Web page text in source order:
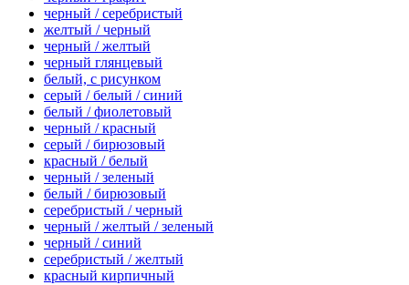
черный / серебристый
желтый / черный
черный / желтый
черный глянцевый
белый, с рисунком
серый / белый / синий
белый / фиолетовый
черный / красный
серый / бирюзовый
красный / белый
черный / зеленый
белый / бирюзовый
серебристый / черный
черный / желтый / зеленый
черный / синий
серебристый / желтый
красный кирпичный